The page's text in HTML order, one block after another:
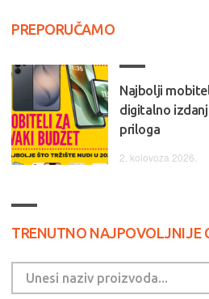
PREPORUČAMO
Najbolji
digitalno
priloga
2. kolovoza 2026.
TRENUTNO NAJPOVOLJNIJE